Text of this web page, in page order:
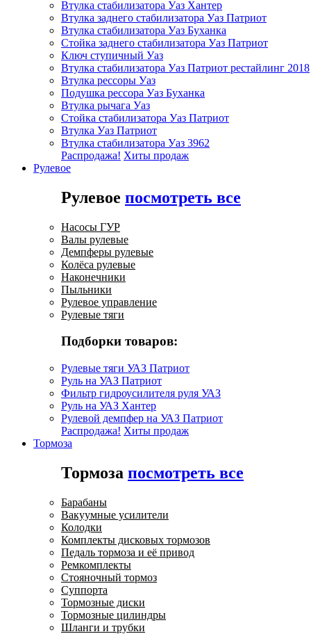
Втулка стабилизатора Уаз Хантер
Втулка заднего стабилизатора Уаз Патриот
Втулка стабилизатора Уаз Буханка
Стойка заднего стабилизатора Уаз Патриот
Ключ ступичный Уаз
Втулка стабилизатора Уаз Патриот рестайлинг 2018
Втулка рессоры Уаз
Подушка рессора Уаз Буханка
Втулка рычага Уаз
Стойка стабилизатора Уаз Патриот
Втулка Уаз Патриот
Втулка стабилизатора Уаз 3962
Распродажа! Хиты продаж
Рулевое
Рулевое посмотреть все
Насосы ГУР
Валы рулевые
Демпферы рулевые
Колёса рулевые
Наконечники
Пыльники
Рулевое управление
Рулевые тяги
Подборки товаров:
Рулевые тяги УАЗ Патриот
Руль на УАЗ Патриот
Фильтр гидроусилителя руля УАЗ
Руль на УАЗ Хантер
Рулевой демпфер на УАЗ Патриот
Распродажа! Хиты продаж
Тормоза
Тормоза посмотреть все
Барабаны
Вакуумные усилители
Колодки
Комплекты дисковых тормозов
Педаль тормоза и её привод
Ремкомплекты
Стояночный тормоз
Суппорта
Тормозные диски
Тормозные цилиндры
Шланги и трубки